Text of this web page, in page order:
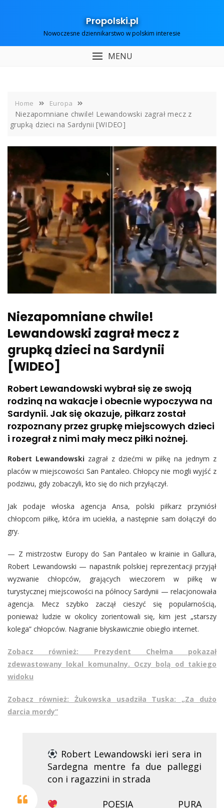
Propolski.pl
Nowoczesne dziennikarstwo w polskim interesie
MENU
Home Europa
Niezapomniane chwile! Lewandowski zagrał mecz z
grupką dzieci na Sardynii [WIDEO]
Niezapomniane chwile!
Lewandowski zagrał mecz z
grupką dzieci na Sardynii
[WIDEO]
Robert Lewandowski wybrał się ze swoją
rodziną na wakacje i obecnie wypoczywa na
Sardynii. Jak się okazuje, piłkarz został
rozpoznany przez grupkę miejscowych dzieci
i rozegrał z nimi mały mecz piłki nożnej.
Robert Lewandowski zagrał z dziećmi w piłkę na jednym z
placów w miejscowości San Pantaleo. Chłopcy nie mogli wyjść z
podziwu, gdy zobaczyli, kto się do nich przyłączył.
Jak podaje włoska agencja Ansa, polski piłkarz przyniósł
chłopcom piłkę, która im uciekła, a następnie sam dołączył do
gry.
— Z mistrzostw Europy do San Pantaleo w krainie in Gallura,
Robert Lewandowski — napastnik polskiej reprezentacji przyjął
wyzwanie chłopców, grających wieczorem w piłkę w
turystycznej miejscowości na północy Sardynii — relacjonowała
agencja. Mecz szybko zaczął cieszyć się popularnością,
ponieważ ludzie w okolicy zorientowali się, kim jest „starszy
kolega” chłopców. Nagranie błyskawicznie obiegło internet.
Zobacz również: Prezydent Chełma pokazał
zdewastowany lokal komunalny. Oczy bolą od takiego
widoku
Zobacz również: Żukowska usadziła Tuska: „Za dużo
darcia mordy”
Robert Lewandowski ieri sera in
Sardegna mentre fa due palleggi
con i ragazzini in strada
POESIA PURA